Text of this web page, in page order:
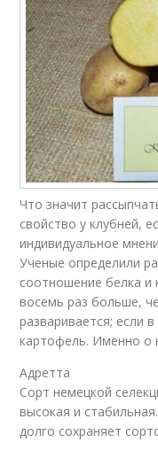
Что значит
свойство у клубней,
индивидуальное
Ученые определили
соотношение белка и
восемь раз больше,
разваривается; если
картофель. Именно о
Адретта
Сорт немецкой
высокая и
долго сохраняет